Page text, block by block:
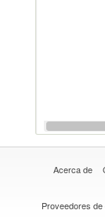
Acerca de
Proveedores de